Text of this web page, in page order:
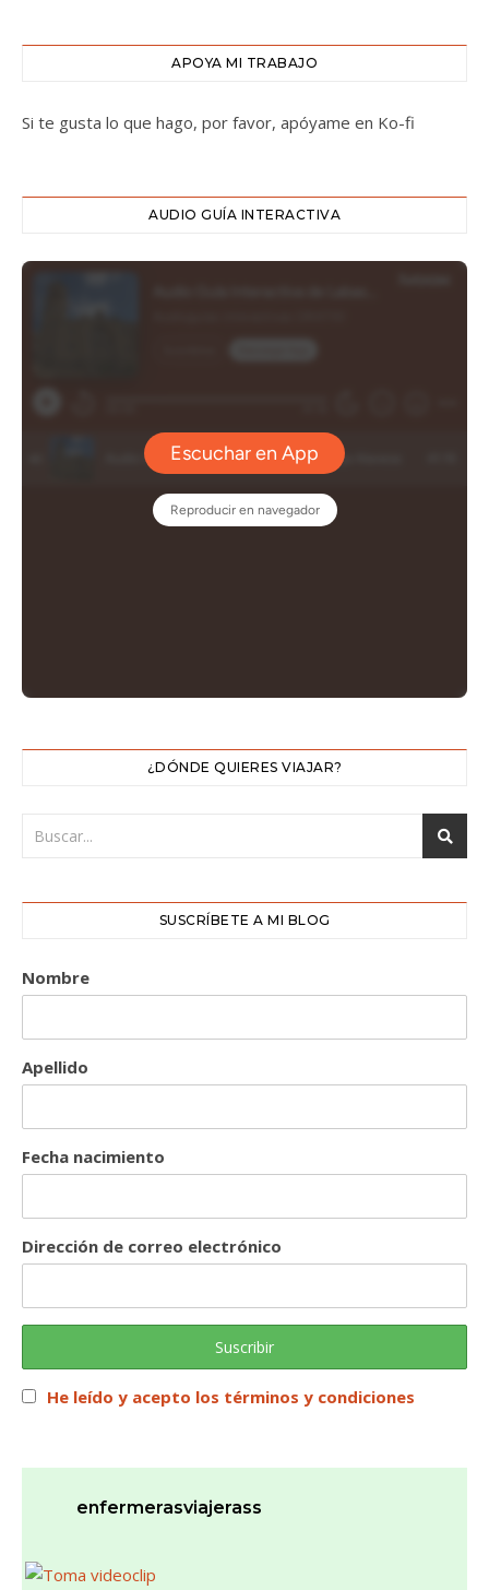
APOYA MI TRABAJO
Si te gusta lo que hago, por favor, apóyame en Ko-fi
AUDIO GUÍA INTERACTIVA
¿DÓNDE QUIERES VIAJAR?
SUSCRÍBETE A MI BLOG
Nombre
Apellido
Fecha nacimiento
Dirección de correo electrónico
He leído y acepto los términos y condiciones
enfermerasviajerass